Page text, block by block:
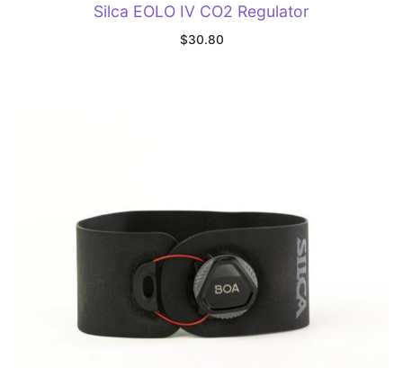
Silca EOLO IV CO2 Regulator
$30.80